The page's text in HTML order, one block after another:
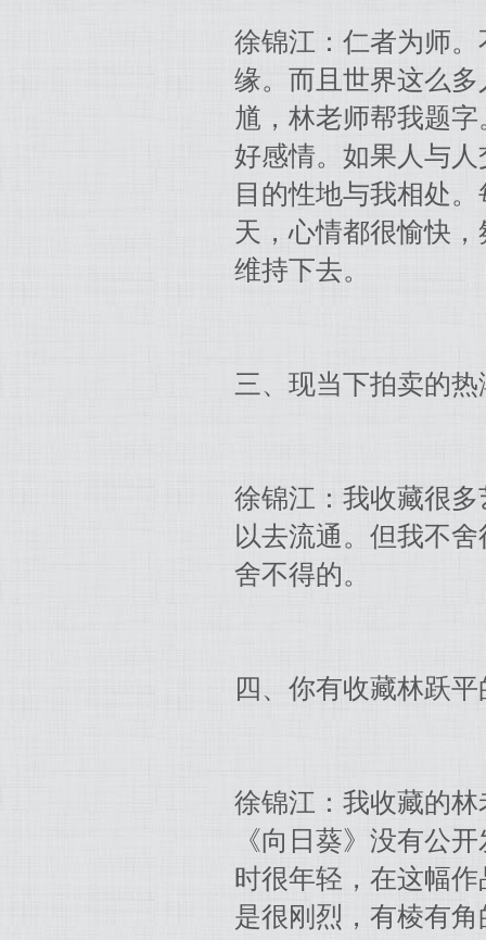
徐锦江：仁者为师
缘。而且世界这么
馗，林老师帮我题
好感情。如果人与
目的性地与我相处
天，心情都很愉快
维持下去。
三、现当下拍卖的
徐锦江：我收藏很
以去流通。但我不
舍不得的。
四、你有收藏林跃
徐锦江：我收藏的
《向日葵》没有公
时很年轻，在这幅
是很刚烈，有棱有